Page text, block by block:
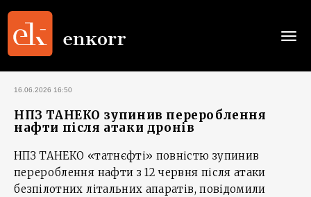
16.06.2026 16:50
НПЗ ТАНЕКО зупинив перероблення
нафти після атаки дронів
НПЗ ТАНЕКО «татнєфті» повністю зупинив
перероблення нафти з 12 червня після атаки
безпілотних літальних апаратів, повідомили